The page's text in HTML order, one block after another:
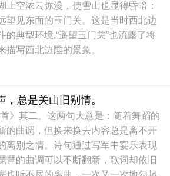
上空浓云弥漫，使雪山也显得昏暗：
望见东面的玉门关。这是当时西北边
的典型环境,“遥望玉门关”也流露了将
描写西北边陲的景象。
，总是关山旧别情。
》其二。这两句大意是：随着舞蹈的
的曲调，但换来换去内容总是离不开
离别之情。诗句通过写军中宴乐表现
琶的曲调可以不断翻新，歌词却依旧